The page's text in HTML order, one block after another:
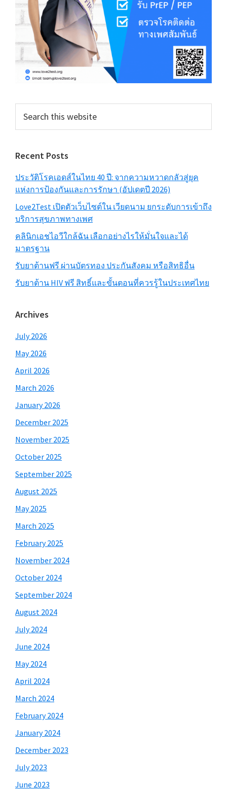
this
website
Recent Posts
ประวัติโรคเอดส์ในไทย 40 ปี: จากความหวาดกลัวสู่ยุค
แห่งการป้องกันและการรักษา (อัปเดตปี 2026)
Love2Test เปิดตัวเว็บไซต์ใน เวียดนาม ยกระดับการเข้าถึง
บริการสุขภาพทางเพศ
คลินิกเอชไอวีใกล้ฉัน เลือกอย่างไรให้มั่นใจและได้
มาตรฐาน
รับยาต้านฟรี ผ่านบัตรทอง ประกันสังคม หรือสิทธิอื่น
รับยาต้าน HIV ฟรี สิทธิ์และขั้นตอนที่ควรรู้ในประเทศไทย
Archives
July 2026
May 2026
April 2026
March 2026
January 2026
December 2025
November 2025
October 2025
September 2025
August 2025
May 2025
March 2025
February 2025
November 2024
October 2024
September 2024
August 2024
July 2024
June 2024
May 2024
April 2024
March 2024
February 2024
January 2024
December 2023
July 2023
June 2023